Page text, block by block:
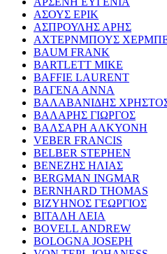
ΑΣΟΥΣ ΕΡΙΚ
ΑΣΠΡΟΥΛΗΣ ΑΡΗΣ
ΑΧΤΕΡΝΜΠΟΥΣ
BAUM FRANK
BARTLETT MIKE
BAFFIE LAURENT
ΒΑΓΕΝΑ ΑΝΝΑ
ΒΑΛΑΒΑΝΙΔΗΣ
ΒΑΛΑΡΗΣ ΓΙΩΡΓΟΣ
ΒΑΛΣΑΡΗ ΑΛΚΥΟΝΗ
VEBER FRANCIS
BELBER STEPHEN
ΒΕΝΕΖΗΣ ΗΛΙΑΣ
BERGMAN INGMAR
BERNHARD THOMAS
ΒΙΖΥΗΝΟΣ ΓΕΩΡΓΙΟΣ
ΒΙΤΑΛΗ ΛΕΙΑ
BOVELL ANDREW
BOLOGNA JOSEPH